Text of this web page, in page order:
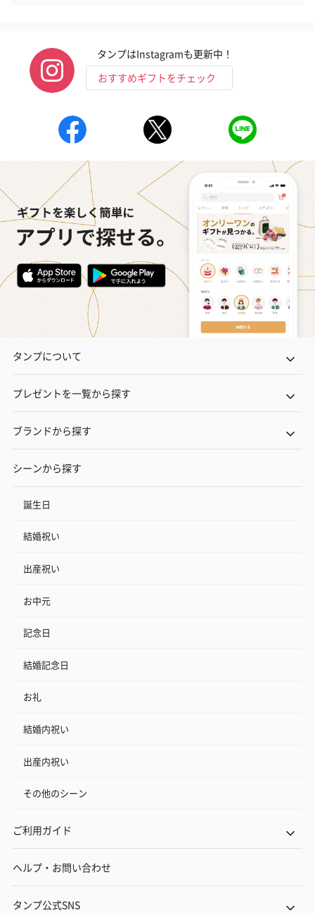
タンプはInstagramも更新中！
おすすめギフトをチェック
タンプについて
プレゼントを一覧から探す
ブランドから探す
シーンから探す
誕生日
結婚祝い
出産祝い
お中元
記念日
結婚記念日
お礼
結婚内祝い
出産内祝い
その他のシーン
ご利用ガイド
ヘルプ・お問い合わせ
タンプ公式SNS